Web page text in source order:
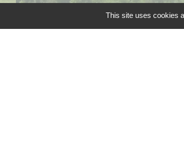
This site uses cookies